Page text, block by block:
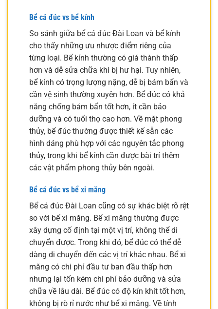
Bể cá đúc vs bể kính
So sánh giữa bể cá đúc Đài Loan và bể kính
cho thấy những ưu nhược điểm riêng của
từng loại. Bể kính thường có giá thành thấp
hơn và dễ sửa chữa khi bị hư hại. Tuy nhiên,
bể kính có trọng lượng nặng, dễ bị bám bẩn và
cần vệ sinh thường xuyên hơn. Bể đúc có khả
năng chống bám bẩn tốt hơn, ít cần bảo
dưỡng và có tuổi thọ cao hơn. Về mặt phong
thủy, bể đúc thường được thiết kế sẵn các
hình dáng phù hợp với các nguyên tắc phong
thủy, trong khi bể kính cần được bài trí thêm
các vật phẩm phong thủy bên ngoài.
Bể cá đúc vs bể xi măng
Bể cá đúc Đài Loan cũng có sự khác biệt rõ rệt
so với bể xi măng. Bể xi măng thường được
xây dựng cố định tại một vị trí, không thể di
chuyển được. Trong khi đó, bể đúc có thể dễ
dàng di chuyển đến các vị trí khác nhau. Bể xi
măng có chi phí đầu tư ban đầu thấp hơn
nhưng lại tốn kém chi phí bảo dưỡng và sửa
chữa về lâu dài. Bể đúc có độ kín khít tốt hơn,
không bị rò rỉ nước như bể xi măng. Về tính